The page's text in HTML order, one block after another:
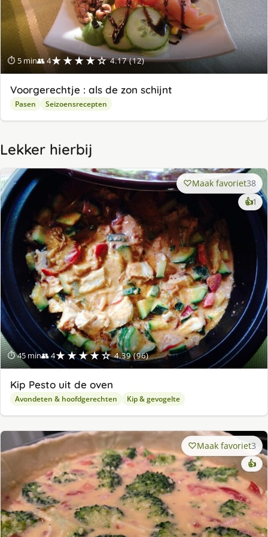
⏱ 5 min👥 4★★★★☆ 4.17 (12)
Voorgerechtje : als de zon schijnt
Pasen Seizoensrecepten
Lekker hierbij
⏱ 45 min👥 4★★★★☆ 4.39 (96)
Maak favoriet38
👍1
Kip Pesto uit de oven
Avondeten & hoofdgerechten Kip & gevogelte
Maak favoriet3
👍